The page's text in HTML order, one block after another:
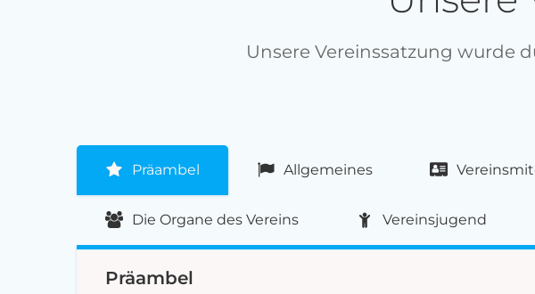
Unsere Vereinssatzung wurde
Präambel Allgemeines
Die Organe des Vereins Vereinsjugend
Präambel